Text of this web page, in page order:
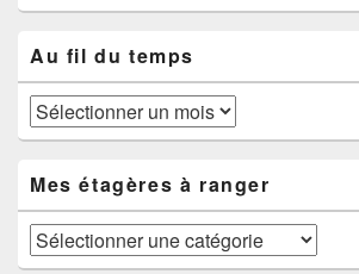
Au fil du temps
Au
fil
temps
Mes étagères à ranger
Mes
étagères